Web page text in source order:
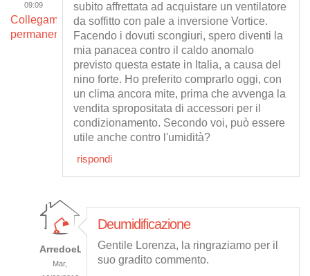
09:09
Collegamento
permanente
subito affrettata ad acquistare un ventilatore
da soffitto con pale a inversione Vortice.
Facendo i dovuti scongiuri, spero diventi la
mia panacea contro il caldo anomalo
previsto questa estate in Italia, a causa del
nino forte. Ho preferito comprarlo oggi, con
un clima ancora mite, prima che avvenga la
vendita spropositata di accessori per il
condizionamento. Secondo voi, può essere
utile anche contro l'umidità?
rispondi
ArredoeLuce
Mar,
Deumidificazione
Gentile Lorenza, la ringraziamo per il
suo gradito commento.